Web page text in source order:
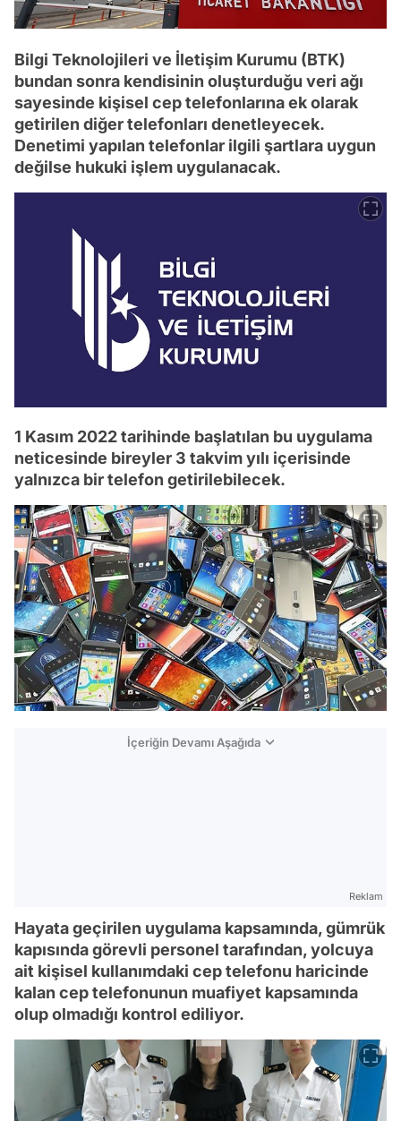
Bilgi Teknolojileri ve İletişim Kurumu (BTK)
bundan sonra kendisinin oluşturduğu veri ağı
sayesinde kişisel cep telefonlarına ek olarak
getirilen diğer telefonları denetleyecek.
Denetimi yapılan telefonlar ilgili şartlara uygun
değilse hukuki işlem uygulanacak.
1 Kasım 2022 tarihinde başlatılan bu uygulama
neticesinde bireyler 3 takvim yılı içerisinde
yalnızca bir telefon getirilebilecek.
İçeriğin Devamı Aşağıda
Reklam
Hayata geçirilen uygulama kapsamında, gümrük
kapısında görevli personel tarafından, yolcuya
ait kişisel kullanımdaki cep telefonu haricinde
kalan cep telefonunun muafiyet kapsamında
olup olmadığı kontrol ediliyor.